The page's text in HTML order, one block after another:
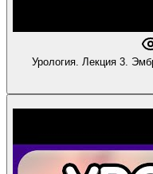
Урология. Лекция 3.